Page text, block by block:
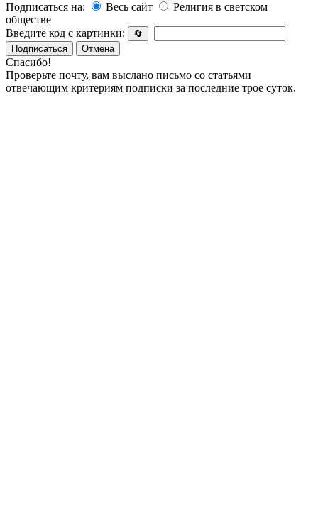
Подписаться на:
Весь сайт
Религия в светском
обществе
Введите код с картинки:
🔄
Подписаться
Отмена
Спасибо!
Проверьте почту, вам выслано письмо со статьями
отвечающим критериям подписки за последние трое суток.